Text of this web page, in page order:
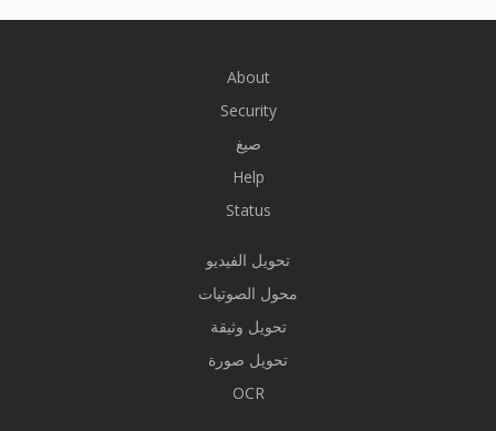
About
Security
صيغ
Help
Status
تحويل الفيديو
محول الصوتيات
تحويل وثيقة
تحويل صورة
OCR